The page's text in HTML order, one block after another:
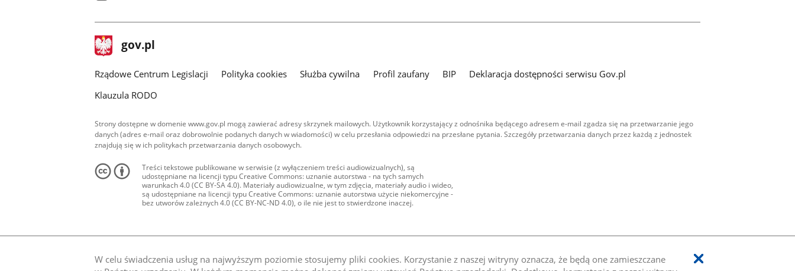
W celu świadczenia usług na najwyższym poziomie stosujemy pliki cookies. Korzystanie z naszej witryny oznacza, że będą one zamieszczane
stopka
gov.pl Strona
gov.pl
Rządowe Centrum Legislacji Polityka cookies Służba cywilna Profil zaufany BIP
Deklaracja dostępności serwisu Gov.pl
Klauzula RODO
Strony dostępne w domenie www.gov.pl mogą zawierać adresy skrzynek mailowych. Użytkownik korzystający z odnośnika będącego adresem e-mail zgadza się na przetwarzanie jego
danych (adres e-mail oraz dobrowolnie podanych danych w wiadomości) w celu przesłania odpowiedzi na przesłane pytania. Szczegóły przetwarzania danych przez każdą z jednostek
znajdują się w ich politykach przetwarzania danych osobowych.
Treści tekstowe publikowane w serwisie (z wyłączeniem treści audiowizualnych), są
udostępniane na licencji typu Creative Commons: uznanie autorstwa - na tych samych
warunkach 4.0 (CC BY-SA 4.0). Materiały audiowizualne, w tym zdjęcia, materiały audio i wideo,
są udostępniane na licencji typu Creative Commons: uznanie autorstwa użycie niekomercyjne -
bez utworów zależnych 4.0 (CC BY-NC-ND 4.0), o ile nie jest to stwierdzone inaczej.